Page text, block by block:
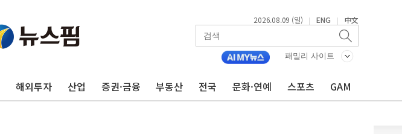
2026.08.09 (일) | ENG | 中文
패밀리 사이트
해외투자 산업 증권·금융 부동산 전국 문화·연예 스포츠 GAM
포항시 재난예산 40억 긴급 투입…고수온 양식장 복구·지원 '총력'
울진·영덕 '호우특보'-포항 '산사태 주의보'...경북도, 호우 피해·통제구간 없어
[종합] 김민석, 정청래에 '0.86%p' 차 재역전 성공...金 45.42% vs 鄭 44.56%
김민석, 2주차 제주·인천 경선서 정청래에 승리...47.75% vs 42.08%
인사하는 김민석 당대표 후보